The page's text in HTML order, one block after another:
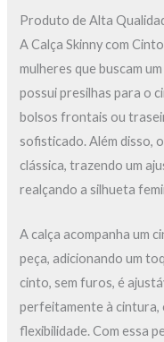
Produto de Alta
A Calça Skinny com
mulheres que buscam
possui presilhas para o
bolsos frontais ou
sofisticado. Além disso,
clássica, trazendo um
realçando a silhueta
A calça acompanha um
peça, adicionando um
cinto, sem furos, é
perfeitamente à
flexibilidade. Com essa